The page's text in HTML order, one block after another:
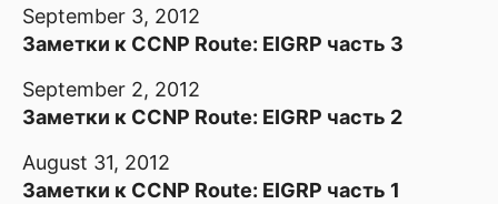
September 3, 2012
Заметки к CCNP Route: EIGRP часть 3
September 2, 2012
Заметки к CCNP Route: EIGRP часть 2
August 31, 2012
Заметки к CCNP Route: EIGRP часть 1